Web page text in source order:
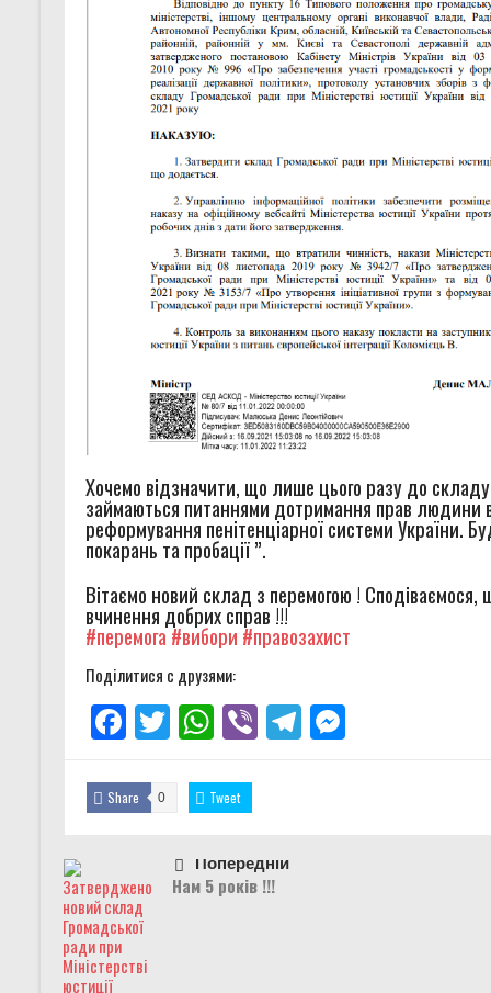
Хочемо відзначити, що лише цього разу до
займаються питаннями дотримання прав людини
реформування пенітенціарної системи України.
покарань та пробації ”.
Вітаємо новий склад з перемогою !
вчинення добрих справ !!!
#перемога#вибори #правозахист
Поділитися с друзями:
Facebook
TwitterWhatsApp
ViberTelegramMessenger
Share 0 Tweet
Попередній
Нам 5 років !!!